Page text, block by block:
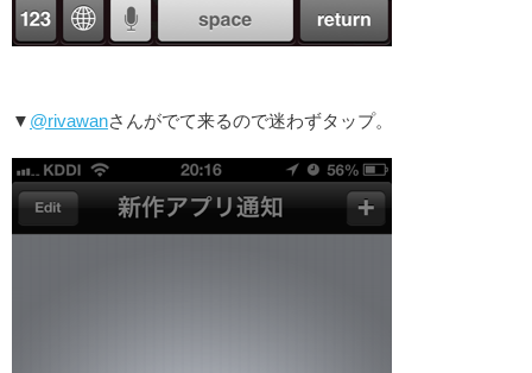
▼ @rivawanさんがでて来るので迷わずタップ。